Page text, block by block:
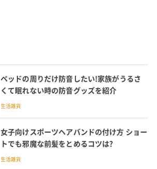
ベッドの周りだけ防音したい!家族がうるさ
くて眠れない時の防音グッズを紹介
生活雑貨
女子向けスポーツヘアバンドの付け方 ショー
トでも邪魔な前髪をとめるコツは?
生活雑貨